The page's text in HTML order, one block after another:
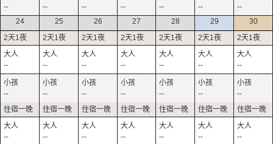
-- -- -- -- -- --
--
24
--
--
--
25
--
--
--
26
--
--
--
27
--
--
--
28
--
--
--
29
--
--
--
30
--
--
--